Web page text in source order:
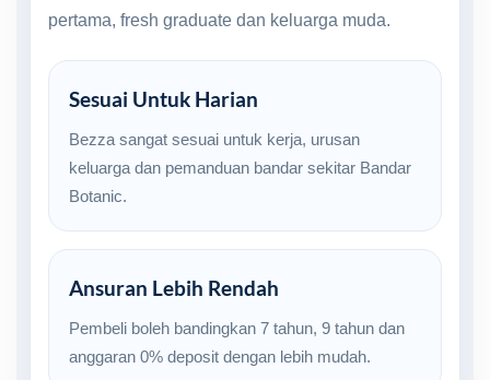
pertama, fresh graduate dan keluarga muda.
Sesuai Untuk Harian
Bezza sangat sesuai untuk kerja, urusan
keluarga dan pemanduan bandar sekitar Bandar
Botanic.
Ansuran Lebih Rendah
Pembeli boleh bandingkan 7 tahun, 9 tahun dan
anggaran 0% deposit dengan lebih mudah.